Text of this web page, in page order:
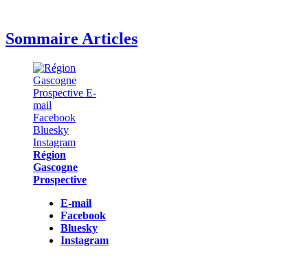
Sommaire Articles
Région
Gascogne
Prospective
E-mail
Facebook
Bluesky
Instagram